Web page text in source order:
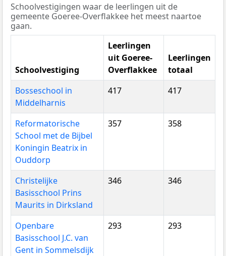
Schoolvestigingen waar de leerlingen uit de
gemeente Goeree-Overflakkee het meest naartoe
gaan.
Schoolvestiging
Leerlingen
uit Goeree-
Overflakkee
Leerlingen
totaal
Bosseschool in
Middelharnis
417 417
Reformatorische
School met de Bijbel
Koningin Beatrix in
Ouddorp
357 358
Christelijke
Basisschool Prins
Maurits in Dirksland
346 346
Openbare
Basisschool J.C. van
Gent in Sommelsdijk
293 293